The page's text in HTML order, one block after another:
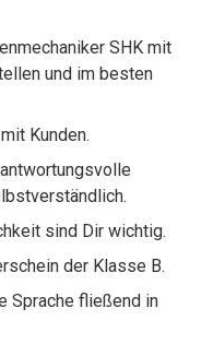
SHK mit
und im besten
Kunden.
sind Dir wichtig.
der Klasse B.
Sprache fließend in